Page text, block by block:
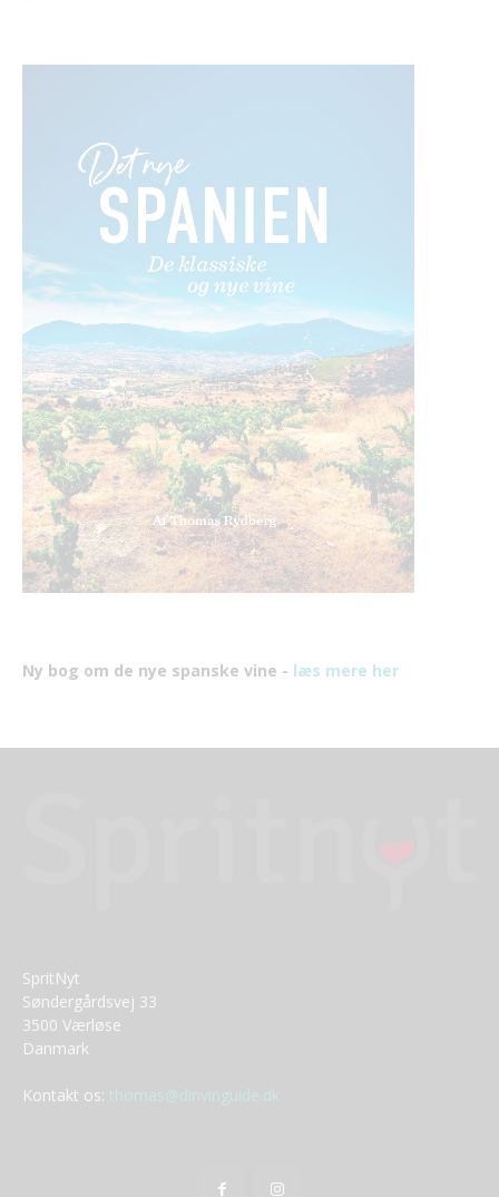
Ny bog om de nye spanske vine - læs mere her
SpritNyt
Søndergårdsvej 33
3500 Værløse
Danmark
Kontakt os: